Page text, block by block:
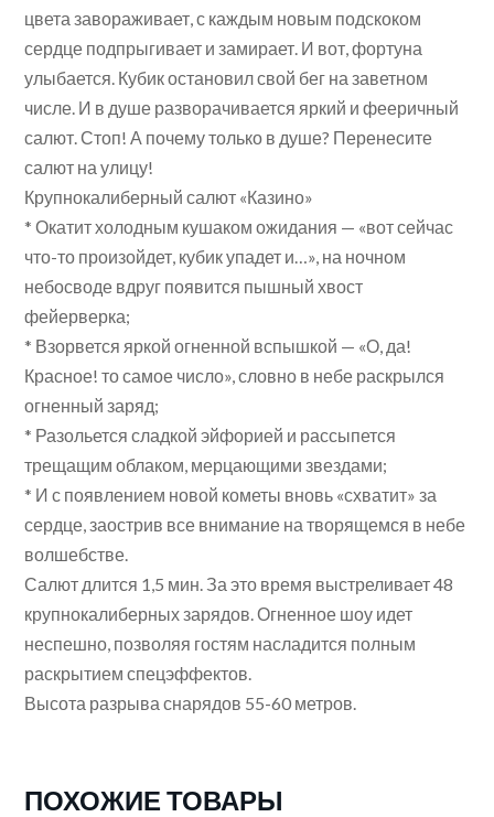
цвета завораживает, с каждым новым подскоком
сердце подпрыгивает и замирает. И вот, фортуна
улыбается. Кубик остановил свой бег на заветном
числе. И в душе разворачивается яркий и фееричный
салют. Стоп! А почему только в душе? Перенесите
салют на улицу!
Крупнокалиберный салют «Казино»
* Окатит холодным кушаком ожидания — «вот сейчас
что-то произойдет, кубик упадет и…», на ночном
небосводе вдруг появится пышный хвост
фейерверка;
* Взорвется яркой огненной вспышкой — «О, да!
Красное! то самое число», словно в небе раскрылся
огненный заряд;
* Разольется сладкой эйфорией и рассыпется
трещащим облаком, мерцающими звездами;
* И с появлением новой кометы вновь «схватит» за
сердце, заострив все внимание на творящемся в небе
волшебстве.
Салют длится 1,5 мин. За это время выстреливает 48
крупнокалиберных зарядов. Огненное шоу идет
неспешно, позволяя гостям насладится полным
раскрытием спецэффектов.
Высота разрыва снарядов 55-60 метров.
ПОХОЖИЕ ТОВАРЫ